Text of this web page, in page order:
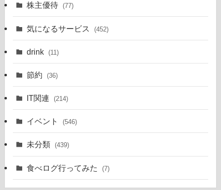
株主優待 (77)
気になるサービス (452)
drink (11)
節約 (36)
IT関連 (214)
イベント (546)
未分類 (439)
食べログ行ってみた (7)